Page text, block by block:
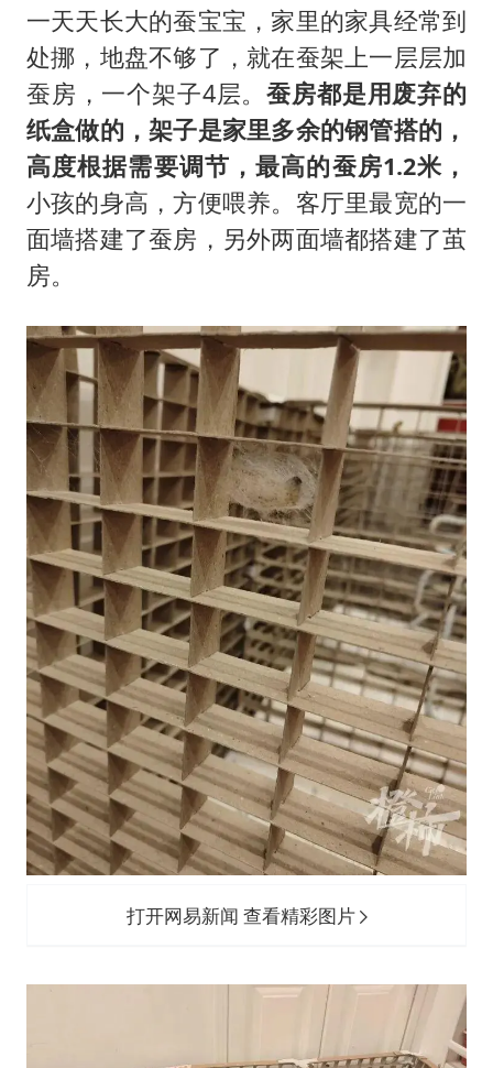
一天天长大的蚕宝宝，家里的家具经常到
处挪，地盘不够了，就在蚕架上一层层加
蚕房，一个架子4层。蚕房都是用废弃的
纸盒做的，架子是家里多余的钢管搭的，
高度根据需要调节，最高的蚕房1.2米 ，
小孩的身高，方便喂养。客厅里最宽的一
面墙搭建了蚕房，另外两面墙都搭建了茧
房。
打开网易新闻 查看精彩图片